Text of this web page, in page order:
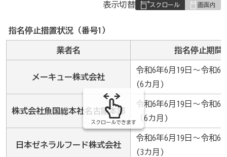
表
み
の
表示切替
指名停止措置状況（番号1）
業者名 指名停止期間
メーキュー株式会社
令和6年6月19日～令和6
(6カ月)
株式会社魚国総本社名古屋本部
令和6年6月19日～令和6
（6カ月)
日本ゼネラルフード株式会社
令和6年6月19日～令和6
(3カ月)
スクロールできます